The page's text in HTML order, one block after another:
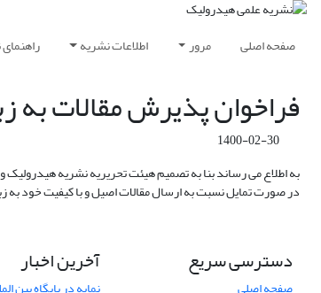
صفحه اصلی مرور اطلاعات نشریه
فراخوان پذیرش مقالات به
1400-02-30
در صورت تمایل نسبت به ارسال مقالات اصیل و با کیفیت خود به
دسترسی سریع آخرین اخبار